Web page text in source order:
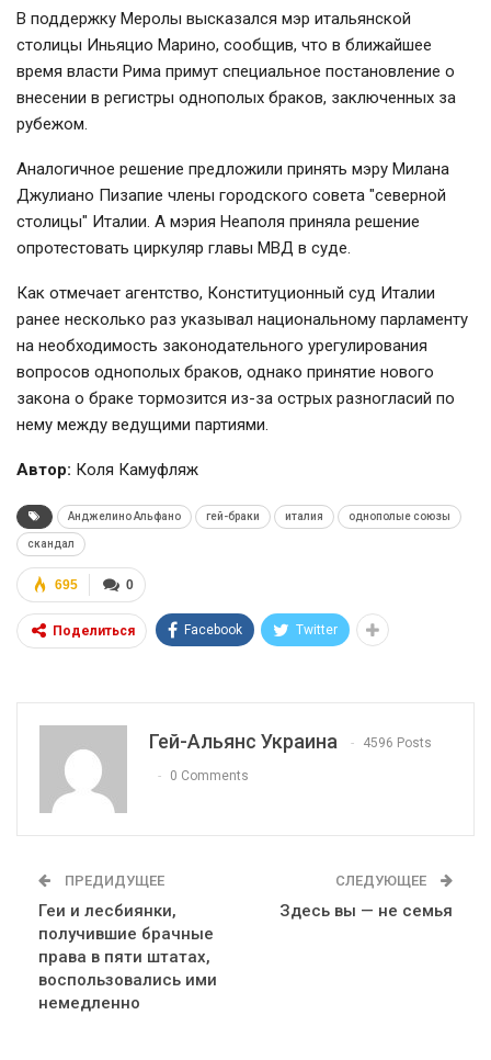
В поддержку Меролы высказался мэр итальянской
столицы Иньяцио Марино, сообщив, что в ближайшее
время власти Рима примут специальное постановление о
внесении в регистры однополых браков, заключенных за
рубежом.
Аналогичное решение предложили принять мэру Милана
Джулиано Пизапие члены городского совета "северной
столицы" Италии. А мэрия Неаполя приняла решение
опротестовать циркуляр главы МВД в суде.
Как отмечает агентство, Конституционный суд Италии
ранее несколько раз указывал национальному парламенту
на необходимость законодательного урегулирования
вопросов однополых браков, однако принятие нового
закона о браке тормозится из-за острых разногласий по
нему между ведущими партиями.
Автор: Коля Камуфляж
Анджелино Альфано гей-браки италия однополые союзы
скандал
0
695
Поделиться Facebook Twitter
Гей-Альянс Украина 4596 Posts
0 Comments
ПРЕДИДУЩЕЕ
Геи и лесбиянки,
получившие брачные
права в пяти штатах,
воспользовались ими
немедленно
СЛЕДУЮЩЕЕ
Здесь вы — не семья